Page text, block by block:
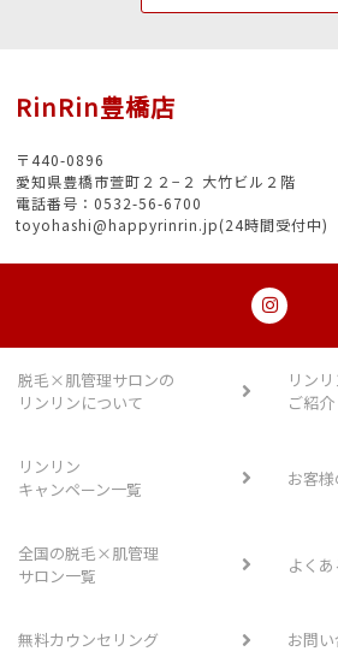
RinRin豊橋店
〒440-0896
愛知県豊橋市萱町２２−２ 大竹ビル２階
電話番号：0532-56-6700
toyohashi@happyrinrin.jp(24時間受付中)
脱毛×肌管理サロンの
リンリンについて
リン
ご紹介
リンリン
キャンペーン一覧
お客
全国の脱毛×肌管理
サロン一覧
よく
無料カウンセリング お問